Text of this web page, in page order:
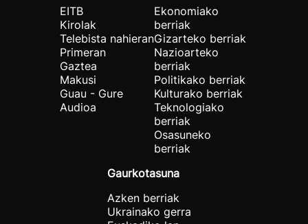
EITB
Kirolak
Telebista nahieran
Primeran
Gaztea
Makusi
Guau - Gure
Audioa
Ekonomiako
berriak
Gizarteko berriak
Nazioarteko
berriak
Politikako berriak
Kulturako berriak
Teknologiako
berriak
Osasuneko
berriak
Gaurkotasuna
Azken berriak
Ukrainako gerra